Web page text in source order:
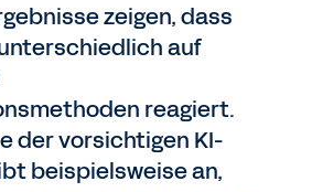
zeigen, dass
auf
reagiert.
der vorsichtigen KI-
beispielsweise an,